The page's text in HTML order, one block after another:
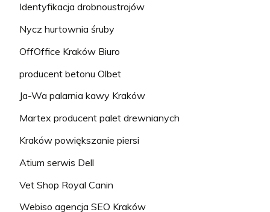
Identyfikacja drobnoustrojów
Nycz hurtownia śruby
OffOffice Kraków Biuro
producent betonu Olbet
Ja-Wa palarnia kawy Kraków
Martex producent palet drewnianych
Kraków powiększanie piersi
Atium serwis Dell
Vet Shop Royal Canin
Webiso agencja SEO Kraków